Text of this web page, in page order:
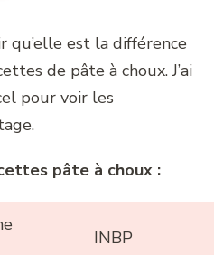
qu’elle est la différence
de pâte à choux. J’ai
pour voir les
pâte à choux :
INBP